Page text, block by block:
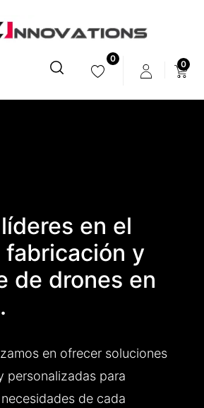
0
0
en el
fabricación y
de drones en
en ofrecer soluciones
personalizadas para
de cada